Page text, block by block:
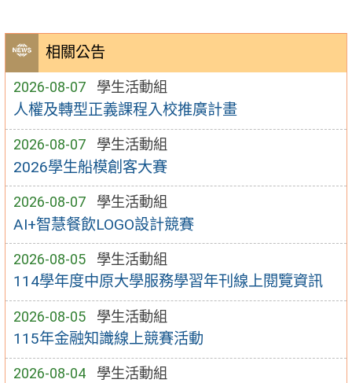
相關公告
2026-08-07 學生活動組
人權及轉型正義課程入校推廣計畫
2026-08-07 學生活動組
2026學生船模創客大賽
2026-08-07 學生活動組
AI+智慧餐飲LOGO設計競賽
2026-08-05 學生活動組
114學年度中原大學服務學習年刊線上閱覽資訊
2026-08-05 學生活動組
115年金融知識線上競賽活動
2026-08-04 學生活動組